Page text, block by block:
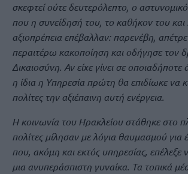
σκεφτεί ούτε δευτερόλεπτο, ο
που η συνείδησή του, το καθήκον του
αξιοπρέπεια επέβαλλαν: παρενέβη,
περαιτέρω κακοποίηση και οδήγησε τον
Δικαιοσύνη. Αν είχε γίνει σε
η ίδια η Υπηρεσία πρώτη θα επιδίωκε να
πολίτες την αξιέπαινη αυτή ενέργεια.
Η κοινωνία του Ηρακλείου στάθηκε στο
πολίτες μίλησαν με λόγια θαυμασμού για
που, ακόμη και εκτός υπηρεσίας, επέλεξε
μια ανυπεράσπιστη γυναίκα. Τα τοπικά